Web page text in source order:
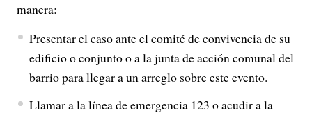
manera:
Presentar el caso ante el comité de convivencia de su
edificio o conjunto o a la junta de acción comunal del
barrio para llegar a un arreglo sobre este evento.
Llamar a la línea de emergencia 123 o acudir a la